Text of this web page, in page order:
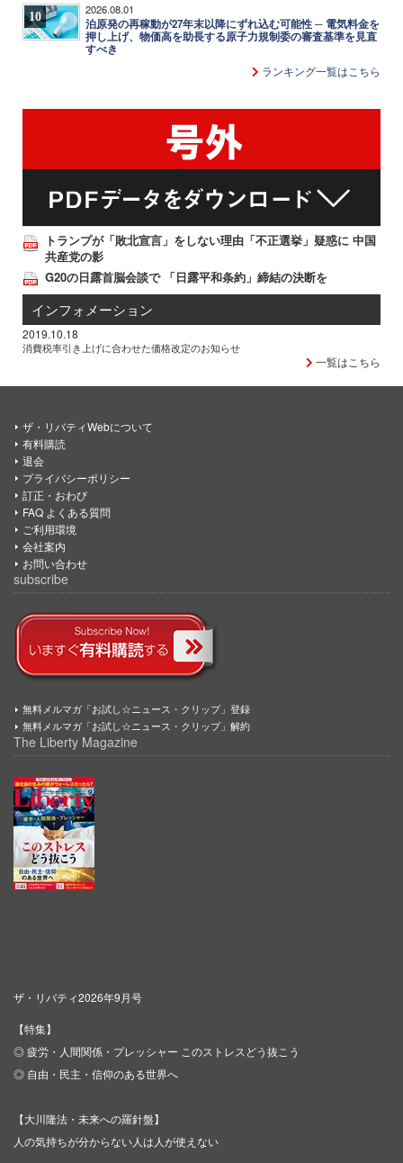
10 2026.08.01
泊原発の再稼動が27年末以降にずれ込む可能性 ─ 電気料金を
押し上げ、物価高を助長する原子力規制委の審査基準を見直
すべき
ランキング一覧はこちら
トランプが「敗北宣言」をしない理由「不正選挙」疑惑に 中国
共産党の影
G20の日露首脳会談で 「日露平和条約」締結の決断を
インフォメーション
2019.10.18
消費税率引き上げに合わせた価格改定のお知らせ
一覧はこちら
ザ・リバティWebについて
有料購読
退会
プライバシーポリシー
訂正・おわび
FAQ よくある質問
ご利用環境
会社案内
お問い合わせ
subscribe
無料メルマガ「お試し☆ニュース・クリップ」登録
無料メルマガ「お試し☆ニュース・クリップ」解約
The Liberty Magazine
ザ・リバティ2026年9月号
【特集】
◎ 疲労・人間関係・プレッシャー このストレスどう抜こう
◎ 自由・民主・信仰のある世界へ
【大川隆法・未来への羅針盤】
人の気持ちが分からない人は人が使えない